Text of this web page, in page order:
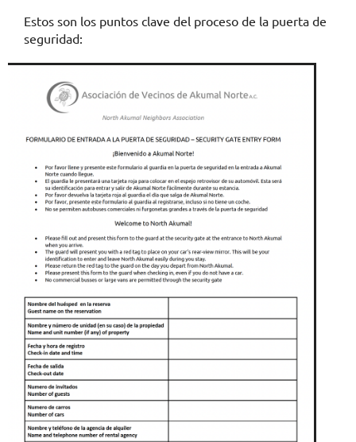
Estos son los puntos clave del proceso de la puerta de
seguridad: